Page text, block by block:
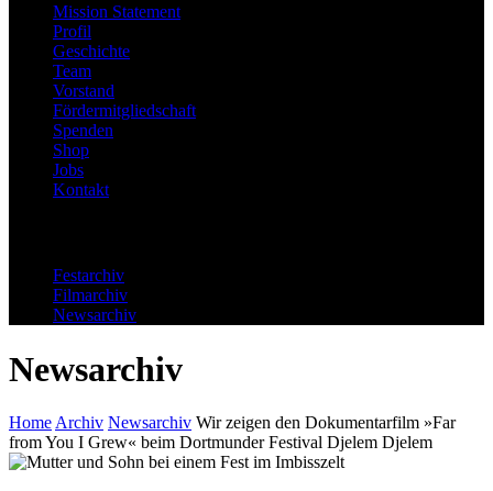
Mission Statement
Profil
Geschichte
Team
Vorstand
Fördermitgliedschaft
Spenden
Shop
Jobs
Kontakt
Festarchiv
Filmarchiv
Newsarchiv
Newsarchiv
Home Archiv Newsarchiv Wir zeigen den Dokumentarfilm »Far
from You I Grew« beim Dortmunder Festival Djelem Djelem